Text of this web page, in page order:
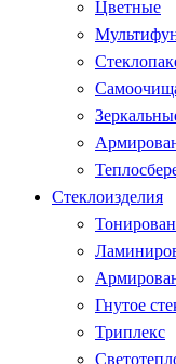
Цветные
Стеклоизделия
Гнутое
Триплекс